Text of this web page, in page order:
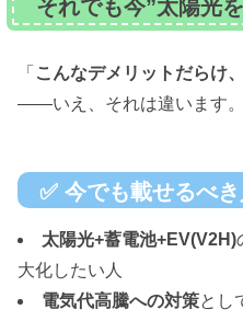
それでも今”太陽光
「 こんなデメリットだらけ
——いえ、それは違います。
✅ 今でも載せるべき
太陽光+蓄電池+EV(V2H)
大化したい人
電気代高騰への対策とし